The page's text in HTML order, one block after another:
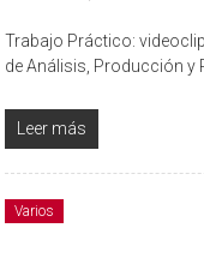
Trabajo Práctico:
de Análisis, Producción y
Leer más
Varios